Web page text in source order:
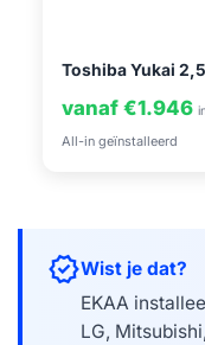
Toshiba Yukai
vanaf €1.946
All-in geïnstalleerd
verifiedWist je dat?
EKAA
LG,